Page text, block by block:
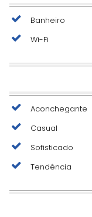
Banheiro
Wi-Fi
Aconchegante
Casual
Sofisticado
Tendência